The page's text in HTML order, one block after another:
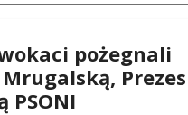
pożegnali
Prezes
PSONI